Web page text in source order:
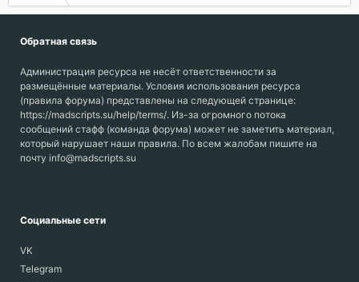
Обратная связь
Администрация ресурса не несёт ответственности за
размещённые материалы. Условия использования ресурса
(правила форума) представлены на следующей странице:
https://madscripts.su/help/terms/. Из-за огромного потока
сообщений стафф (команда форума) может не заметить материал,
который нарушает наши правила. По всем жалобам пишите на
почту info@madscripts.su
Социальные сети
VK
Telegram